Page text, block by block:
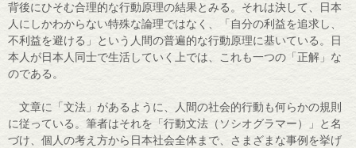
背後にひそむ合理的な行動原理の結果とみる。それは決して、日本
人にしかわからない特殊な論理ではなく、「自分の利益を追求し、
不利益を避ける」という人間の普遍的な行動原理に基いている。日
本人が日本人同士で生活していく上では、これも一つの「正解」な
のである。
文章に「文法」があるように、人間の社会的行動も何らかの規則
に従っている。筆者はそれを「行動文法（ソシオグラマー）」と名
づけ、個人の考え方から日本社会全体まで、さまざまな事例を挙げ